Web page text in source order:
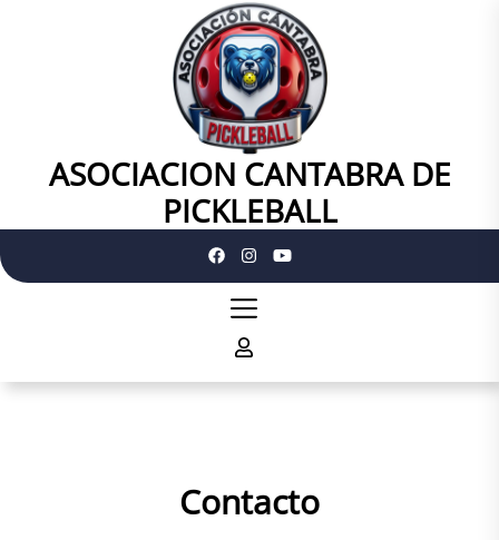
ASOCIACION
CANTABRA
DE
PICKLEBALL
ASOCIACION CANTABRA DE
PICKLEBALL
Contacto